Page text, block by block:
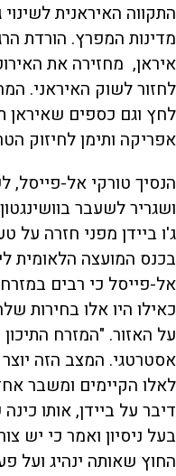
התקווה האיראנית
מדינות המפרץ. הורדת
איראן, מחזירה את
לחזור לשוק האיראני.
לחץ וגם כספים שאיראן
אפריקה ותימן לחיזוק
הנסיך טורקי אל-פייסל,
ושגריר לשעבר
ג'ו ביידן מפני חזרה על
בכנס המועצה הלאומית
אל-פייסל כי רבים
כאילו היו אלו
על האזור. "המזרח
אסטרטגי. המצב הזה
לאלו הקיימים ומשבר
דיבר על ביידן, אותו
בעל ניסיון ואמר כי יש
החוץ שאותה ינהיג ועל